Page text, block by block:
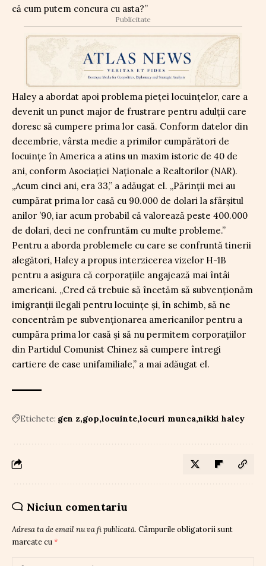
că cum putem concura cu asta?”
Publicitate
Haley a abordat apoi problema pieței locuințelor, care a
devenit un punct major de frustrare pentru adulții care
doresc să cumpere prima lor casă. Conform datelor din
decembrie, vârsta medie a primilor cumpărători de
locuințe în America a atins un maxim istoric de 40 de
ani, conform Asociației Naționale a Realtorilor (NAR).
„Acum cinci ani, era 33,” a adăugat el. „Părinții mei au
cumpărat prima lor casă cu 90.000 de dolari la sfârșitul
anilor ’90, iar acum probabil că valorează peste 400.000
de dolari, deci ne confruntăm cu multe probleme.”
Pentru a aborda problemele cu care se confruntă tinerii
alegători, Haley a propus interzicerea vizelor H-1B
pentru a asigura că corporațiile angajează mai întâi
americani. „Cred că trebuie să încetăm să subvenționăm
imigranții ilegali pentru locuințe și, în schimb, să ne
concentrăm pe subvenționarea americanilor pentru a
cumpăra prima lor casă și să nu permitem corporațiilor
din Partidul Comunist Chinez să cumpere întregi
cartiere de case unifamiliale,” a mai adăugat el.
Etichete: gen z gop locuinte locuri munca nikki haley
Niciun comentariu
Adresa ta de email nu va fi publicată. Câmpurile obligatorii sunt
marcate cu *